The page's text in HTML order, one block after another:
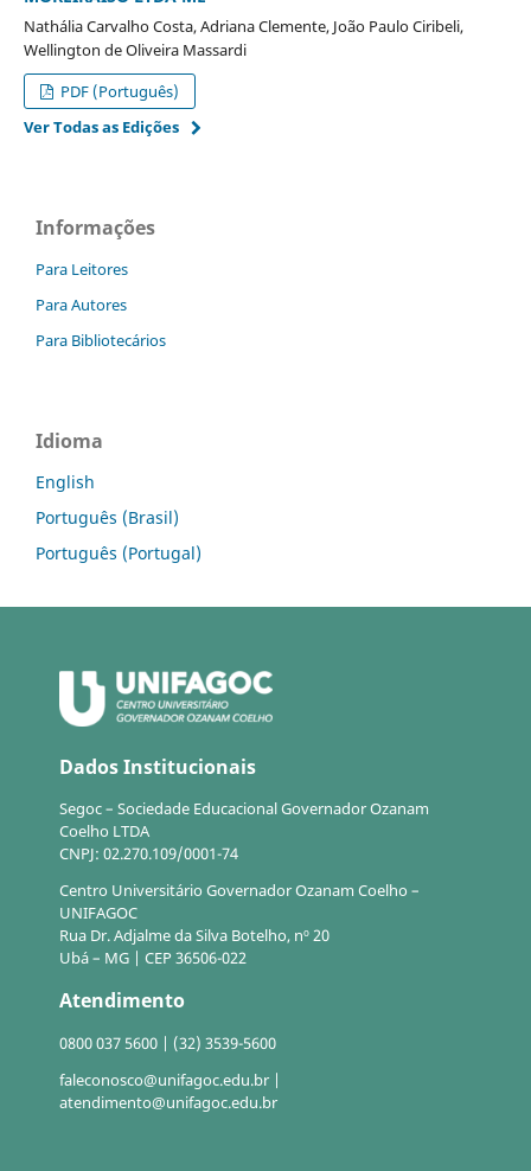
Nathália Carvalho Costa, Adriana Clemente, João Paulo Ciribeli,
Wellington de Oliveira Massardi
PDF (Português)
Ver Todas as Edições
Informações
Para Leitores
Para Autores
Para Bibliotecários
Idioma
English
Português (Brasil)
Português (Portugal)
Dados Institucionais
Segoc – Sociedade Educacional Governador Ozanam
Coelho LTDA
CNPJ: 02.270.109/0001-74
Centro Universitário Governador Ozanam Coelho –
UNIFAGOC
Rua Dr. Adjalme da Silva Botelho, nº 20
Ubá – MG | CEP 36506-022
Atendimento
0800 037 5600 | (32) 3539-5600
faleconosco@unifagoc.edu.br |
atendimento@unifagoc.edu.br